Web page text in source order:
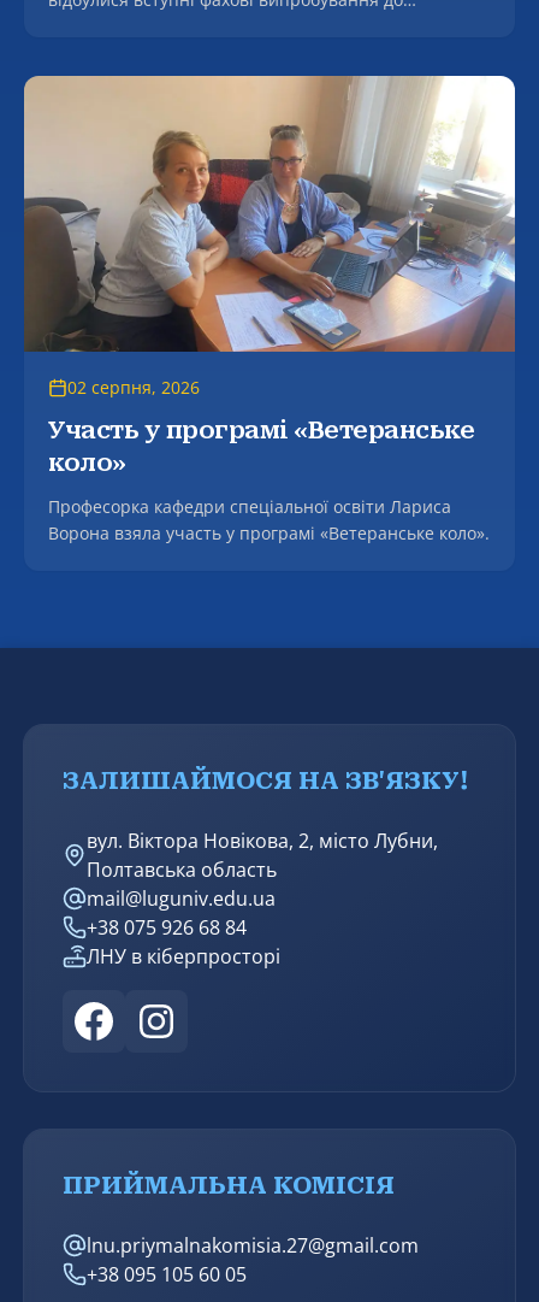
02 серпня, 2026
Участь у програмі «Ветеранське
коло»
Професорка кафедри спеціальної освіти Лариса
Ворона взяла участь у програмі «Ветеранське коло».
ЗАЛИШАЙМОСЯ НА ЗВ'ЯЗКУ!
вул. Віктора Новікова, 2, місто Лубни,
Полтавська область
mail@luguniv.edu.ua
+38 075 926 68 84
ЛНУ в кіберпросторі
ПРИЙМАЛЬНА КОМІСІЯ
lnu.priymalnakomisia.27@gmail.com
+38 095 105 60 05